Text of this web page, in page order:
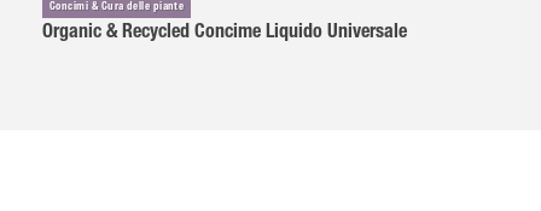
Concimi & Cura delle piante
Organic & Recycled Concime Liquido Universale